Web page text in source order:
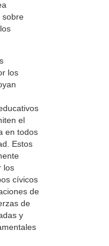
sobre
los
el
en todos
Estos
los
cívicos
de
de
y